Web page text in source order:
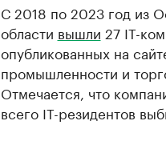
С 2018 по 2023 год из
области вышли 27 IT-
опубликованных на
промышленности и
Отмечается, что
всего IT-резидентов